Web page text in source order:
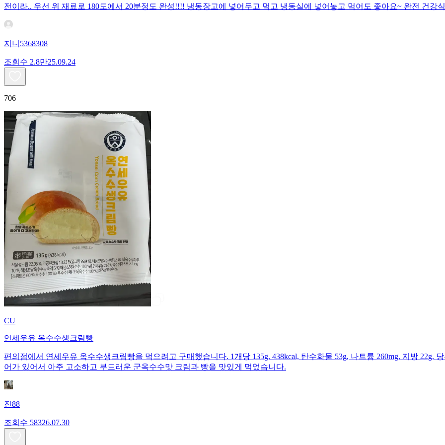
전이라.. 우선 위 재료로 180도에서 20분정도 완성!!!! 냉동장고에 넣어두고 먹고 냉동실에 넣어놓고 먹어도 좋아요~ 완전 건강
지니5368308
조회수 2.8만25.09.24
706
CU
연세우유 옥수수생크림빵
편의점에서 연세우유 옥수수생크림빵을 먹으려고 구매했습니다. 1개당 135g, 438kcal, 탄수화물 53g, 나트륨 260mg, 지방 22g,
어가 있어서 아주 고소하고 부드러운 군옥수수맛 크림과 빵을 맛있게 먹었습니다.
진88
조회수 58326.07.30